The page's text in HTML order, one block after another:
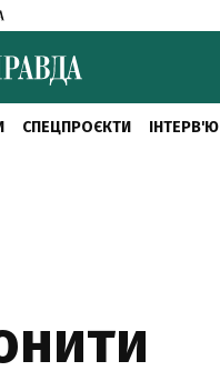
СПЕЦПРОЄКТИ ІНТЕРВ'Ю